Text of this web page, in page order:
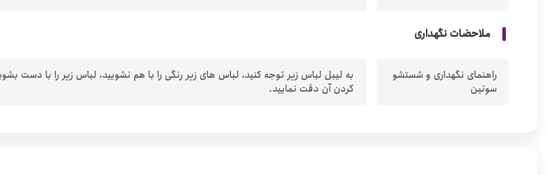
ملاحضات نگهداری
راهنمای نگهداری و شستشو
سوتین
به لیبل لباس زیر توجه کنید، لباس های زیر رنگی را با هم نشویید، لباس زیر را با دست
کردن آن دقت نمایید.